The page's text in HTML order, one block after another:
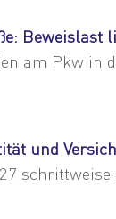
Beweislast
am Pkw in
und